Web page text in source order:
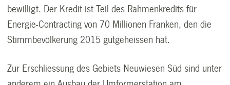
bewilligt. Der Kredit ist Teil des Rahmenkredits für
Energie-Contracting von 70 Millionen Franken, den die
Stimmbevölkerung 2015 gutgeheissen hat.
Zur Erschliessung des Gebiets Neuwiesen Süd sind unter